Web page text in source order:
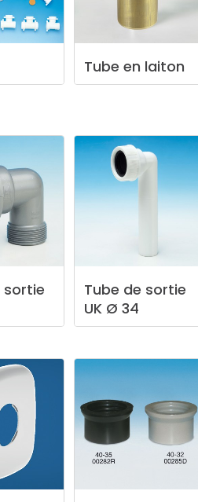
Tube en laiton
sortie
Tube de sortie
UK Ø 34